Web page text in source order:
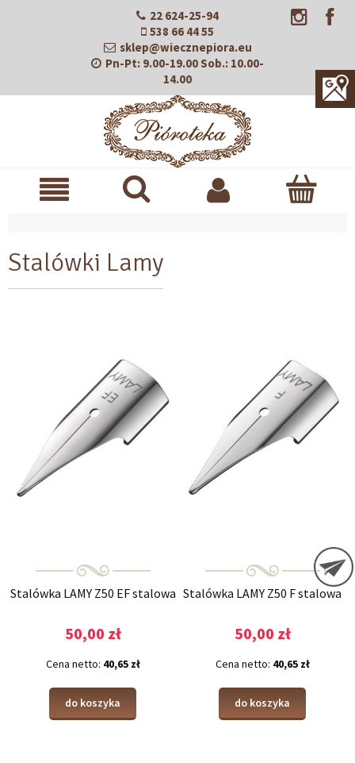
22 624-25-94
538 66 44 55
sklep@wiecznepiora.eu
Pn-Pt: 9.00-19.00Sob.: 10.00-
14.00
Stalówki Lamy
Stalówka LAMY Z50 EF stalowa
50,00 zł
Cena netto: 40,65 zł
do koszyka
Stalówka LAMY Z50 F stalowa
50,00 zł
Cena netto: 40,65 zł
do koszyka